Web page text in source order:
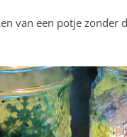
van een potje zonder